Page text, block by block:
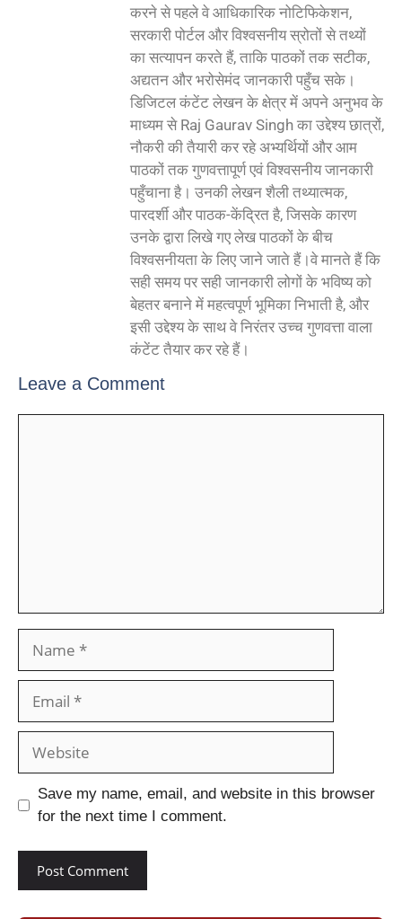
करने से पहले वे आधिकारिक नोटिफिकेशन,
सरकारी पोर्टल और विश्वसनीय स्रोतों से तथ्यों
का सत्यापन करते हैं, ताकि पाठकों तक सटीक,
अद्यतन और भरोसेमंद जानकारी पहुँच सके।
डिजिटल कंटेंट लेखन के क्षेत्र में अपने अनुभव के
माध्यम से Raj Gaurav Singh का उद्देश्य छात्रों,
नौकरी की तैयारी कर रहे अभ्यर्थियों और आम
पाठकों तक गुणवत्तापूर्ण एवं विश्वसनीय जानकारी
पहुँचाना है। उनकी लेखन शैली तथ्यात्मक,
पारदर्शी और पाठक-केंद्रित है, जिसके कारण
उनके द्वारा लिखे गए लेख पाठकों के बीच
विश्वसनीयता के लिए जाने जाते हैं।वे मानते हैं कि
सही समय पर सही जानकारी लोगों के भविष्य को
बेहतर बनाने में महत्वपूर्ण भूमिका निभाती है, और
इसी उद्देश्य के साथ वे निरंतर उच्च गुणवत्ता वाला
कंटेंट तैयार कर रहे हैं।
Leave a Comment
Save my name, email, and website in this browser
for the next time I comment.